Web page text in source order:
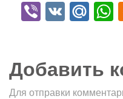
Viber
VK
Добавить
Для отправки